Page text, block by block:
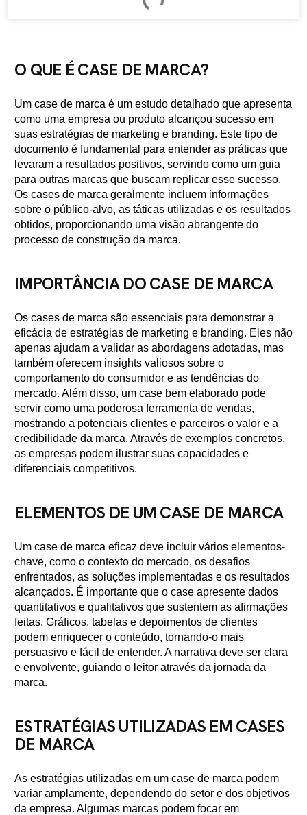
O QUE É CASE DE MARCA?
Um case de marca é um estudo detalhado que apresenta
como uma empresa ou produto alcançou sucesso em
suas estratégias de marketing e branding. Este tipo de
documento é fundamental para entender as práticas que
levaram a resultados positivos, servindo como um guia
para outras marcas que buscam replicar esse sucesso.
Os cases de marca geralmente incluem informações
sobre o público-alvo, as táticas utilizadas e os resultados
obtidos, proporcionando uma visão abrangente do
processo de construção da marca.
IMPORTÂNCIA DO CASE DE MARCA
Os cases de marca são essenciais para demonstrar a
eficácia de estratégias de marketing e branding. Eles não
apenas ajudam a validar as abordagens adotadas, mas
também oferecem insights valiosos sobre o
comportamento do consumidor e as tendências do
mercado. Além disso, um case bem elaborado pode
servir como uma poderosa ferramenta de vendas,
mostrando a potenciais clientes e parceiros o valor e a
credibilidade da marca. Através de exemplos concretos,
as empresas podem ilustrar suas capacidades e
diferenciais competitivos.
ELEMENTOS DE UM CASE DE MARCA
Um case de marca eficaz deve incluir vários elementos-
chave, como o contexto do mercado, os desafios
enfrentados, as soluções implementadas e os resultados
alcançados. É importante que o case apresente dados
quantitativos e qualitativos que sustentem as afirmações
feitas. Gráficos, tabelas e depoimentos de clientes
podem enriquecer o conteúdo, tornando-o mais
persuasivo e fácil de entender. A narrativa deve ser clara
e envolvente, guiando o leitor através da jornada da
marca.
ESTRATÉGIAS UTILIZADAS EM CASES
DE MARCA
As estratégias utilizadas em um case de marca podem
variar amplamente, dependendo do setor e dos objetivos
da empresa. Algumas marcas podem focar em